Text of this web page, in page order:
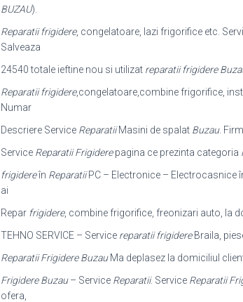
BUZAU).
Reparatii frigidere, congelatoare, lazi frigorifice etc.
Salveaza
24540 totale ieftine nou si utilizat reparatii frigidere
Reparatii frigidere,congelatoare,combine frigorifice,
Numar
Descriere Service ReparatiiMasini de spalat Buzau.
Service Reparatii Frigiderepagina ce prezinta categoria
frigidereîn ReparatiiPC – Electronice – Electrocasnice
ai
Repar frigidere, combine frigorifice, freonizari auto, la
TEHNO SERVICE – Service reparatii frigidereBraila,
Reparatii Frigidere BuzauMa deplasez la domiciliul
Frigidere Buzau– Service Reparatii. Service Reparatii
ofera,